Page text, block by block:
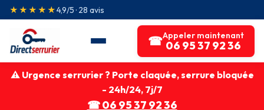
★★★★★4,9/5 · 28 avis
☎Appeler maintenant
06 95 37 92 36
⚠ Urgence serrurier ? Porte claquée, serrure bloquée
- 24h/24, 7j/7
☎ 06 95 37 92 36